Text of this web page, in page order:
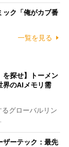
ク「俺がカブ番
一覧を見る
を探せ】トーメン
界のAIメモリ需
グローバルリン
ザーテック：最先